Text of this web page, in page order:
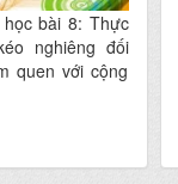
bài 8: Thực
nghiêng đối
quen với cộng